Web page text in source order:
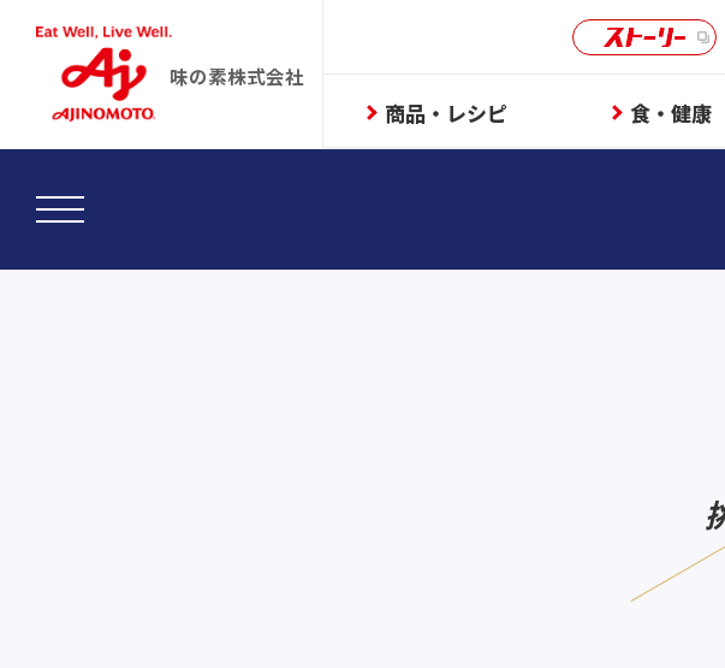
味の素株式会社
商品・レシピ 食・健康